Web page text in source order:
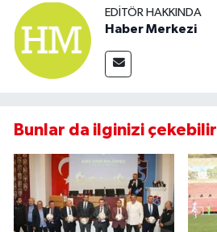
EDITÖR HAKKINDA
Haber Merkezi
Bunlar da ilginizi çekebilir